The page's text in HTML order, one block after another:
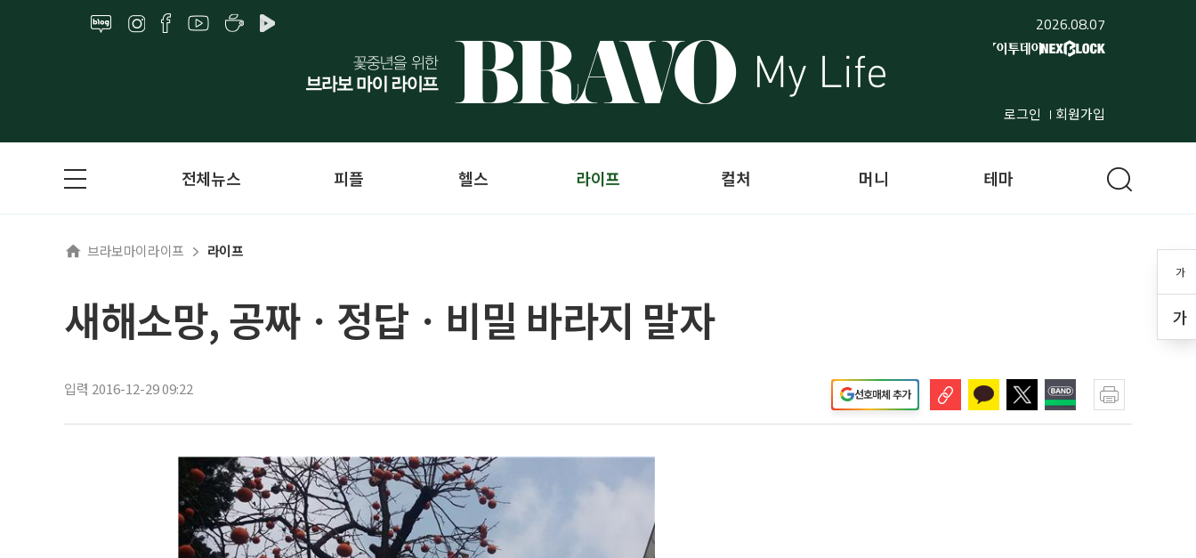
2026.08.07
로그인 회원가입
가
가
전체뉴스 피플 헬스 라이프 컬처 머니 테마
브라보마이라이프 라이프
새해소망, 공짜ㆍ정답ㆍ비밀 바라지 말자
입력 2016-12-29 09:22 선호매체 추가